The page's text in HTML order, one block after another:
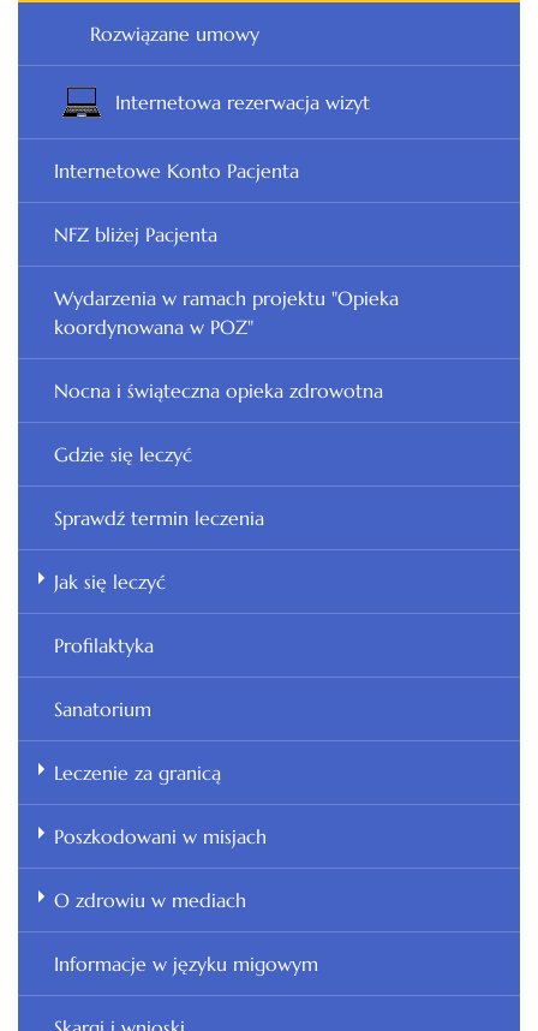
Rozwiązane umowy
Internetowa rezerwacja wizyt
Internetowe Konto Pacjenta
NFZ bliżej Pacjenta
Wydarzenia w ramach projektu "Opieka
koordynowana w POZ"
Nocna i świąteczna opieka zdrowotna
Gdzie się leczyć
Sprawdź termin leczenia
Jak się leczyć
Profilaktyka
Sanatorium
Leczenie za granicą
Poszkodowani w misjach
O zdrowiu w mediach
Informacje w języku migowym